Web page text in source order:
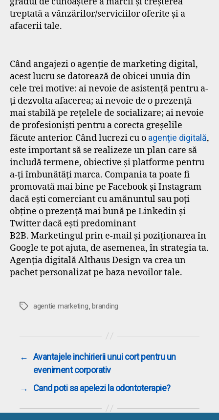
treptată a vânzărilor/serviciilor oferite și a
afacerii tale.
Când angajezi o agenție de marketing digital,
acest lucru se datorează de obicei unuia din
cele trei motive: ai nevoie de asistență pentru a-
ți dezvolta afacerea; ai nevoie de o prezență
mai stabilă pe rețelele de socializare; ai nevoie
de profesioniști pentru a corecta greșelile
făcute anterior. Când lucrezi cu o agenție digitală,
este important să se realizeze un plan care să
includă termene, obiective și platforme pentru
a-ți îmbunătăți marca. Compania ta poate fi
promovată mai bine pe Facebook și Instagram
dacă ești comerciant cu amănuntul sau poți
obține o prezență mai bună pe Linkedin și
Twitter dacă ești predominant
B2B. Marketingul prin e-mail și poziționarea în
Google te pot ajuta, de asemenea, în strategia ta.
Agenția digitală Althaus Design va crea un
pachet personalizat pe baza nevoilor tale.
Eticheteagentie marketing ,branding
←
Avantajele inchirierii unui cort pentru un
eveniment corporativ
→
Cand poti sa apelezi la odontoterapie?